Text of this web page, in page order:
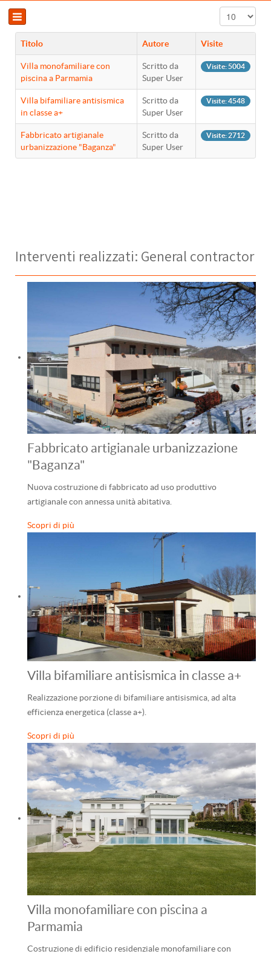
Visualizza n.
Titolo Autore Visite
Villa monofamiliare con
piscina a Parmamia
Scritto da
Super User
Visite: 5004
Villa bifamiliare antisismica
in classe a+
Scritto da
Super User
Visite: 4548
Fabbricato artigianale
urbanizzazione "Baganza"
Scritto da
Super User
Visite: 2712
Interventi realizzati: General contractor
Fabbricato artigianale urbanizzazione
"Baganza"
Nuova costruzione di fabbricato ad uso produttivo
artigianale con annessa unità abitativa.
Scopri di più
Villa bifamiliare antisismica in classe a+
Realizzazione porzione di bifamiliare antisismica, ad alta
efficienza energetica (classe a+).
Scopri di più
Villa monofamiliare con piscina a
Parmamia
Costruzione di edificio residenziale monofamiliare con